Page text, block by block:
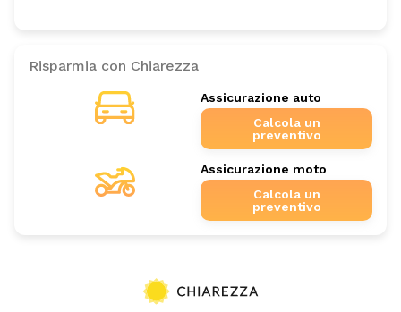
Risparmia con Chiarezza
Assicurazione auto
Calcola un
preventivo
Assicurazione moto
Calcola un
preventivo